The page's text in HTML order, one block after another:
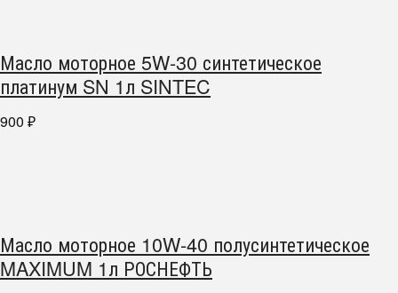
Масло моторное 5W-30 синтетическое
платинум SN 1л SINTEC
900 ₽
Масло моторное 10W-40 полусинтетическое
MAXIMUM 1л РОСНЕФТЬ